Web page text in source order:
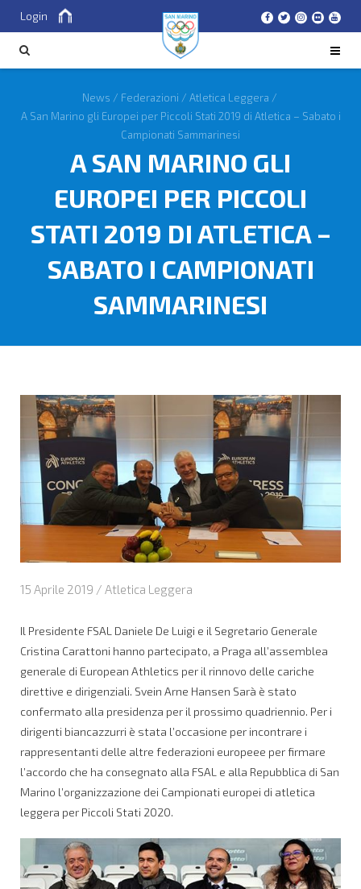
Login
News / Federazioni / Atletica Leggera /
A San Marino gli Europei per Piccoli Stati 2019 di Atletica – Sabato i
Campionati Sammarinesi
A SAN MARINO GLI
EUROPEI PER PICCOLI
STATI 2019 DI ATLETICA –
SABATO I CAMPIONATI
SAMMARINESI
15 Aprile 2019 / Atletica Leggera
Il Presidente FSAL Daniele De Luigi e il Segretario Generale
Cristina Carattoni hanno partecipato, a Praga all’assemblea
generale di European Athletics per il rinnovo delle cariche
direttive e dirigenziali. Svein Arne Hansen Sarà è stato
confermato alla presidenza per il prossimo quadriennio. Per i
dirigenti biancazzurri è stata l’occasione per incontrare i
rappresentanti delle altre federazioni europeee per firmare
l’accordo che ha consegnato alla FSAL e alla Repubblica di San
Marino l’organizzazione dei Campionati europei di atletica
leggera per Piccoli Stati 2020.